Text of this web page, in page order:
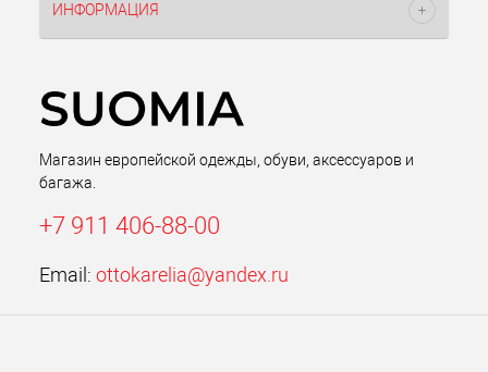
ИНФОРМАЦИЯ
Магазин европейской одежды, обуви, аксессуаров и
багажа.
+7 911 406-88-00
Email: ottokarelia@yandex.ru